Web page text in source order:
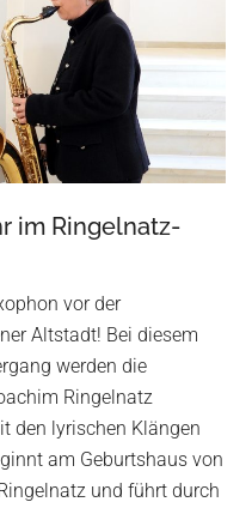
im Ringelnatz-
vor der
Altstadt! Bei diesem
werden die
Ringelnatz
den lyrischen Klängen
am Geburtshaus von
und führt durch